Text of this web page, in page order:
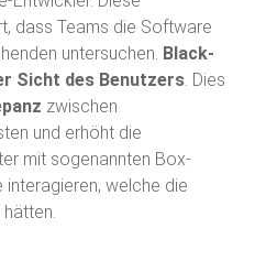
dass Teams die Software
untersuchen. Black-
Sicht des Benutzers. Dies
zwischen
und erhöht die
mit sogenannten Box-
interagieren, welche die